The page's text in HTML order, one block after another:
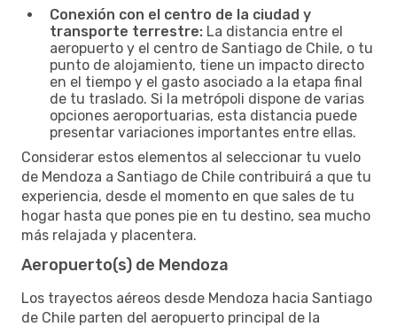
Conexión con el centro de la ciudad y
transporte terrestre: La distancia entre el
aeropuerto y el centro de Santiago de Chile, o tu
punto de alojamiento, tiene un impacto directo
en el tiempo y el gasto asociado a la etapa final
de tu traslado. Si la metrópoli dispone de varias
opciones aeroportuarias, esta distancia puede
presentar variaciones importantes entre ellas.
Considerar estos elementos al seleccionar tu vuelo
de Mendoza a Santiago de Chile contribuirá a que tu
experiencia, desde el momento en que sales de tu
hogar hasta que pones pie en tu destino, sea mucho
más relajada y placentera.
Aeropuerto(s) de Mendoza
Los trayectos aéreos desde Mendoza hacia Santiago
de Chile parten del aeropuerto principal de la